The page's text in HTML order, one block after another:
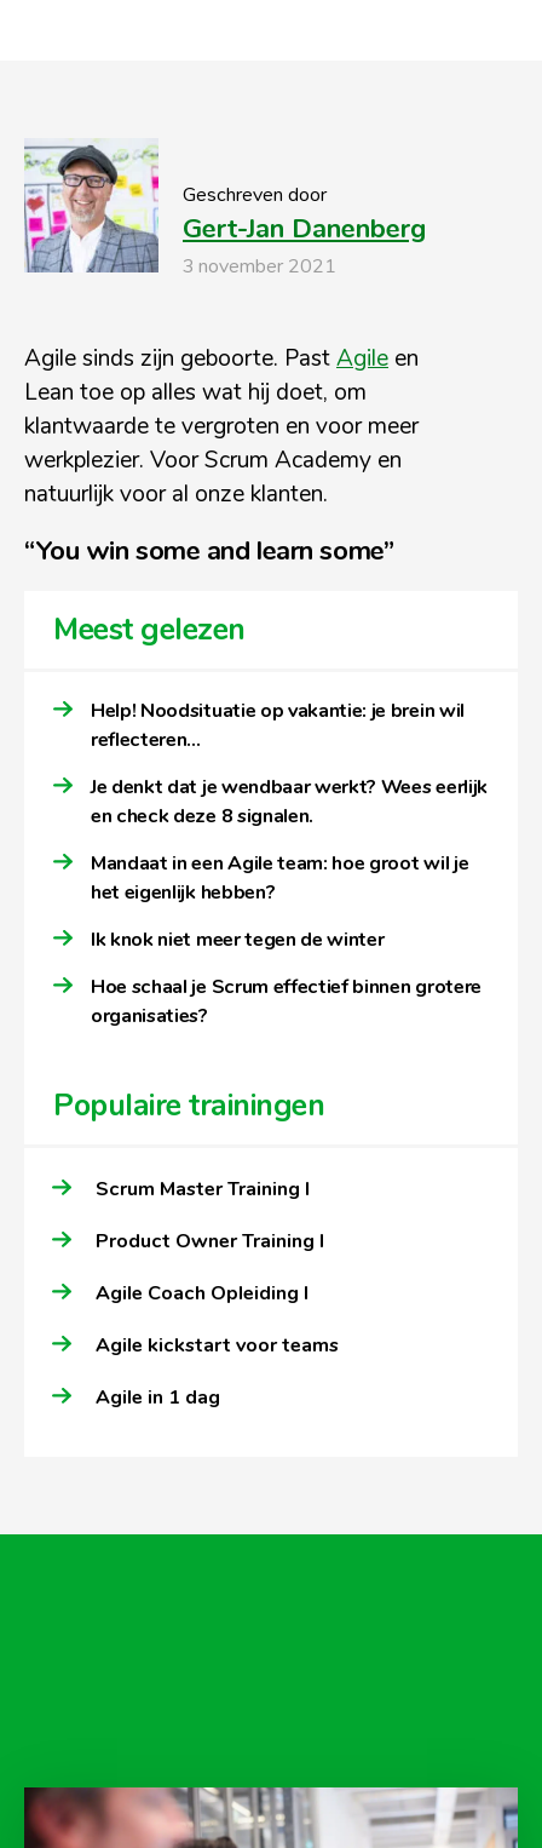
Geschreven door
Gert-Jan Danenberg
3 november 2021
Agile sinds zijn geboorte. PastAgile en
Lean toe op alles wat hij doet, om
klantwaarde te vergroten en voor meer
werkplezier. Voor Scrum Academy en
natuurlijk voor al onze klanten.
“You win some and learn some”
Meest gelezen
Help! Noodsituatie op vakantie: je brein wil
reflecteren…
Je denkt dat je wendbaar werkt? Wees eerlijk
en check deze 8 signalen.
Mandaat in een Agile team: hoe groot wil je
het eigenlijk hebben?
Ik knok niet meer tegen de winter
Hoe schaal je Scrum effectief binnen grotere
organisaties?
Populaire trainingen
Scrum Master Training I
Product Owner Training I
Agile Coach Opleiding I
Agile kickstart voor teams
Agile in 1 dag